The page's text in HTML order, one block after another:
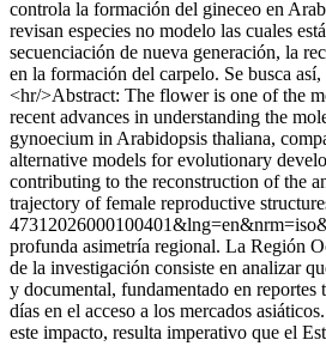
controla la formación del gineceo en
revisan especies no modelo las cuales
secuenciación de nueva generación, la
en la formación del carpelo. Se busca
<hr/>Abstract: The flower is one of the
recent advances in understanding the
gynoecium in Arabidopsis thaliana,
alternative models for evolutionary
contributing to the reconstruction of the
trajectory of female reproductive
profunda asimetría regional. La Región
de la investigación consiste en analizar
y documental, fundamentado en
días en el acceso a los mercados
este impacto, resulta imperativo que el